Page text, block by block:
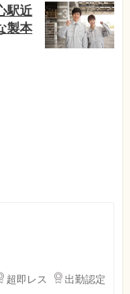
駅近
製本
超即レス 出勤認定